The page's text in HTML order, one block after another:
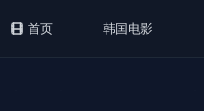
首页 韩国电影